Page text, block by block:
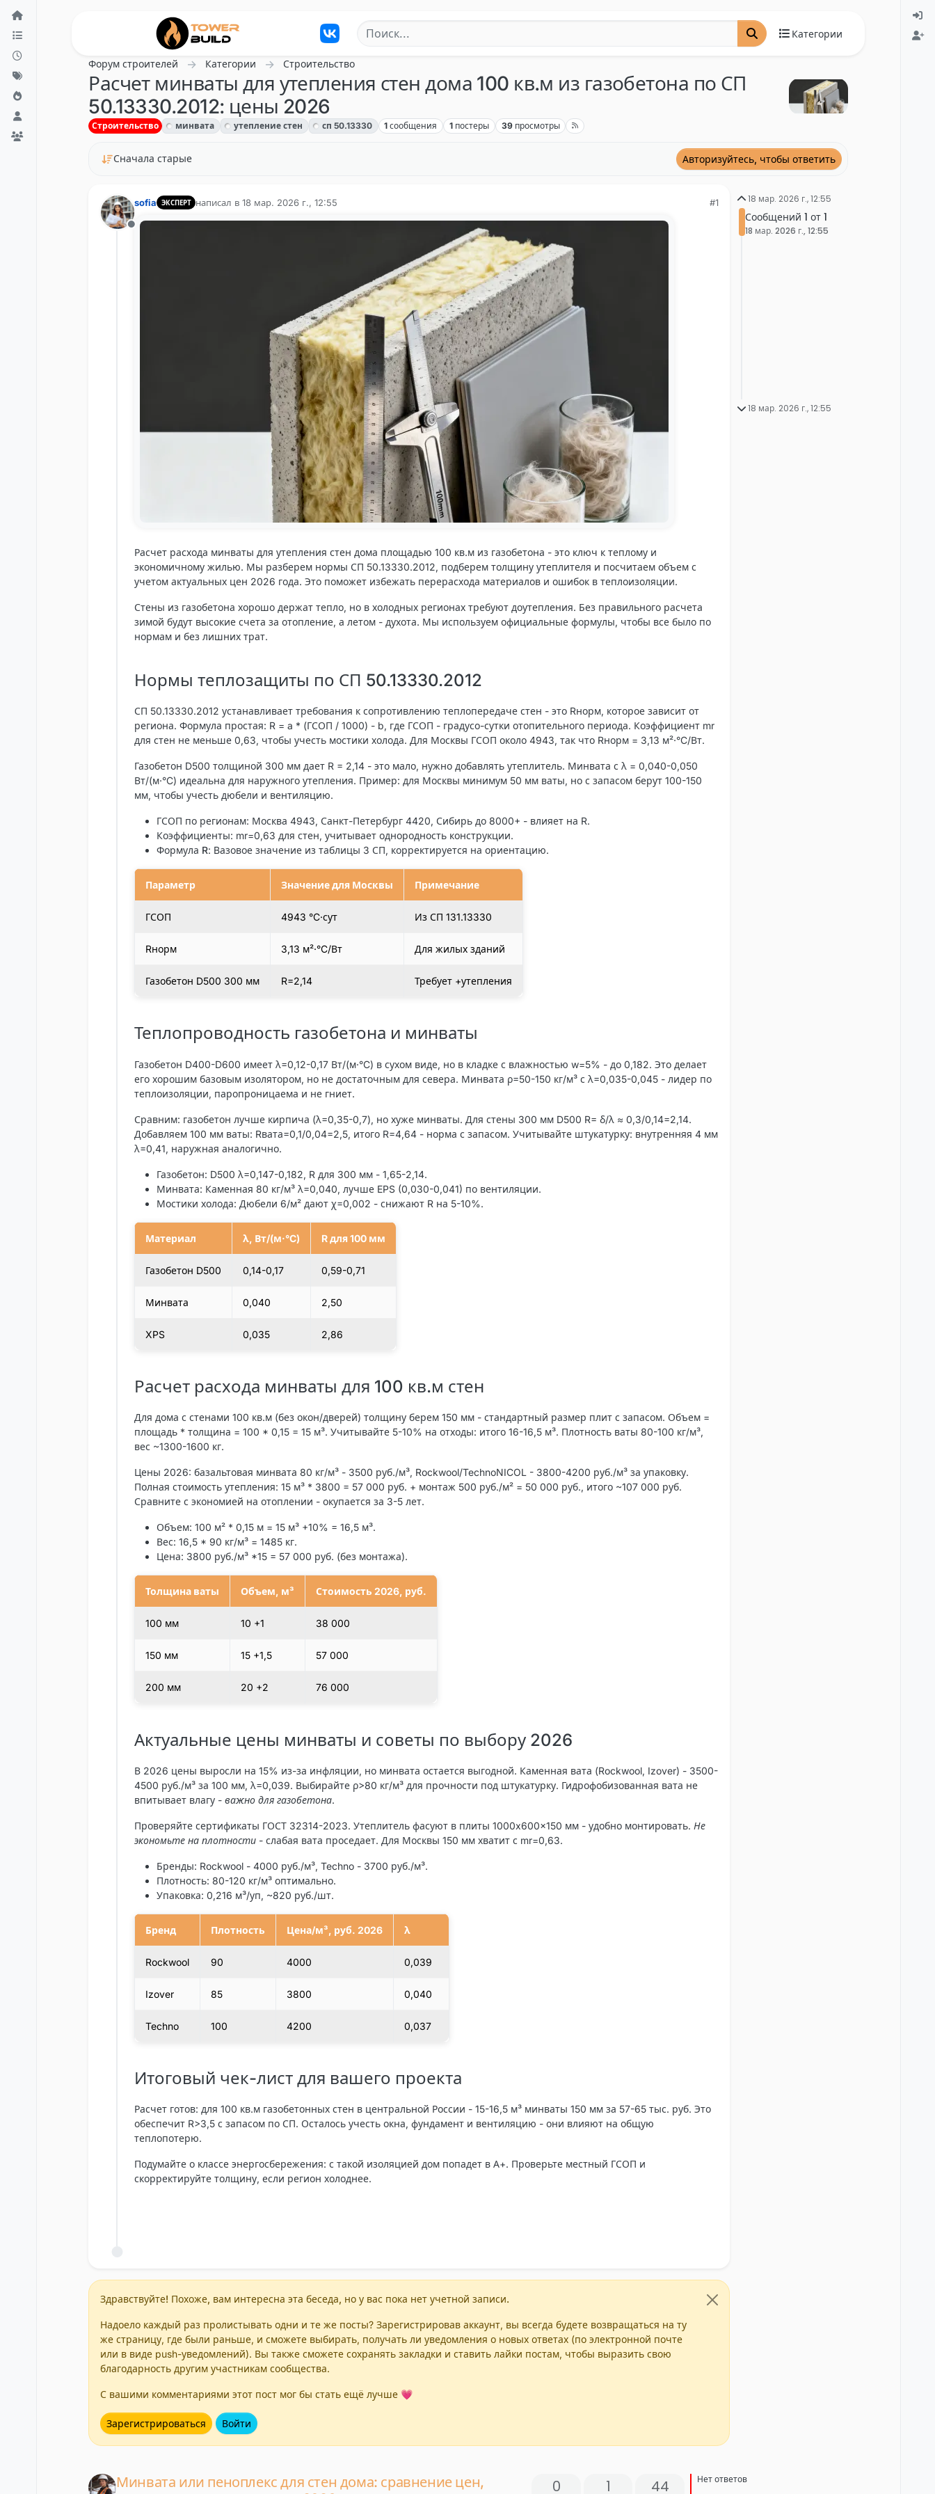
Перейти к содержанию
Категории
Форум строителей Категории Строительство
Расчет минваты для утепления стен дома 100 кв.м из газобетона по СП
50.13330.2012: цены 2026
Строительство минвата утепление стен сп 50.13330 1 сообщения 1 постеры 39 просмотры
Сначала старые Авторизуйтесь, чтобы ответить
Не в сети
sofia ЭКСПЕРТ написал в 18 мар. 2026 г., 12:55
отредактировано
#1
Расчет расхода минваты для утепления стен дома площадью 100 кв.м из газобетона - это ключ к теплому и
экономичному жилью. Мы разберем нормы СП 50.13330.2012, подберем толщину утеплителя и посчитаем объем с
учетом актуальных цен 2026 года. Это поможет избежать перерасхода материалов и ошибок в теплоизоляции.
Стены из газобетона хорошо держат тепло, но в холодных регионах требуют доутепления. Без правильного расчета
зимой будут высокие счета за отопление, а летом - духота. Мы используем официальные формулы, чтобы все было по
нормам и без лишних трат.
Нормы теплозащиты по СП 50.13330.2012
СП 50.13330.2012 устанавливает требования к сопротивлению теплопередаче стен - это Rнорм, которое зависит от
региона. Формула простая: R = a * (ГСОП / 1000) - b, где ГСОП - градусо-сутки отопительного периода. Коэффициент mr
для стен не меньше 0,63, чтобы учесть мостики холода. Для Москвы ГСОП около 4943, так что Rнорм = 3,13 м²·°C/Вт.
Газобетон D500 толщиной 300 мм дает R = 2,14 - это мало, нужно добавлять утеплитель. Минвата с λ = 0,040-0,050
Вт/(м·°C) идеальна для наружного утепления. Пример: для Москвы минимум 50 мм ваты, но с запасом берут 100-150
мм, чтобы учесть дюбели и вентиляцию.
ГСОП по регионам: Москва 4943, Санкт-Петербург 4420, Сибирь до 8000+ - влияет на R.
Коэффициенты: mr=0,63 для стен, учитывает однородность конструкции.
Формула R: Bазовое значение из таблицы 3 СП, корректируется на ориентацию.
Параметр Значение для Москвы Примечание
ГСОП 4943 °C·сут Из СП 131.13330
Rнорм 3,13 м²·°C/Вт Для жилых зданий
Газобетон D500 300 мм R=2,14 Требует +утепления
Теплопроводность газобетона и минваты
Газобетон D400-D600 имеет λ=0,12-0,17 Вт/(м·°C) в сухом виде, но в кладке с влажностью w=5% - до 0,182. Это делает
его хорошим базовым изолятором, но не достаточным для севера. Минвата ρ=50-150 кг/м³ с λ=0,035-0,045 - лидер по
теплоизоляции, паропроницаема и не гниет.
Сравним: газобетон лучше кирпича (λ=0,35-0,7), но хуже минваты. Для стены 300 мм D500 R= δ/λ ≈ 0,3/0,14=2,14.
Добавляем 100 мм ваты: Rвата=0,1/0,04=2,5, итого R=4,64 - норма с запасом. Учитывайте штукатурку: внутренняя 4 мм
λ=0,41, наружная аналогично.
Газобетон: D500 λ=0,147-0,182, R для 300 мм - 1,65-2,14.
Минвата: Каменная 80 кг/м³ λ=0,040, лучше EPS (0,030-0,041) по вентиляции.
Мостики холода: Дюбели 6/м² дают χ=0,002 - снижают R на 5-10%.
Материал λ, Вт/(м·°C) R для 100 мм
Газобетон D500 0,14-0,17 0,59-0,71
Минвата 0,040 2,50
XPS 0,035 2,86
Расчет расхода минваты для 100 кв.м стен
Для дома с стенами 100 кв.м (без окон/дверей) толщину берем 150 мм - стандартный размер плит с запасом. Объем =
площадь * толщина = 100 * 0,15 = 15 м³. Учитывайте 5-10% на отходы: итого 16-16,5 м³. Плотность ваты 80-100 кг/м³,
вес ~1300-1600 кг.
Цены 2026: базальтовая минвата 80 кг/м³ - 3500 руб./м³, Rockwool/TechnoNICOL - 3800-4200 руб./м³ за упаковку.
Полная стоимость утепления: 15 м³ * 3800 = 57 000 руб. + монтаж 500 руб./м² = 50 000 руб., итого ~107 000 руб.
Сравните с экономией на отоплении - окупается за 3-5 лет.
Объем: 100 м² * 0,15 м = 15 м³ +10% = 16,5 м³.
Вес: 16,5 * 90 кг/м³ = 1485 кг.
Цена: 3800 руб./м³ *15 = 57 000 руб. (без монтажа).
Толщина ваты Объем, м³ Стоимость 2026, руб.
100 мм 10 +1 38 000
150 мм 15 +1,5 57 000
200 мм 20 +2 76 000
Актуальные цены минваты и советы по выбору 2026
В 2026 цены выросли на 15% из-за инфляции, но минвата остается выгодной. Каменная вата (Rockwool, Izover) - 3500-
4500 руб./м³ за 100 мм, λ=0,039. Выбирайте ρ>80 кг/м³ для прочности под штукатурку. Гидрофобизованная вата не
впитывает влагу -важно для газобетона.
Проверяйте сертификаты ГОСТ 32314-2023. Утеплитель фасуют в плиты 1000x600x150 мм - удобно монтировать. Не
экономьте на плотности - слабая вата проседает. Для Москвы 150 мм хватит с mr=0,63.
Бренды: Rockwool - 4000 руб./м³, Techno - 3700 руб./м³.
Плотность: 80-120 кг/м³ оптимально.
Упаковка: 0,216 м³/уп, ~820 руб./шт.
Бренд Плотность Цена/м³, руб. 2026 λ
Rockwool 90 4000 0,039
Izover 85 3800 0,040
Techno 100 4200 0,037
Итоговый чек-лист для вашего проекта
Расчет готов: для 100 кв.м газобетонных стен в центральной России - 15-16,5 м³ минваты 150 мм за 57-65 тыс. руб. Это
обеспечит R>3,5 с запасом по СП. Осталось учесть окна, фундамент и вентиляцию - они влияют на общую
теплопотерю.
Подумайте о классе энергосбережения: с такой изоляцией дом попадет в А+. Проверьте местный ГСОП и
скорректируйте толщину, если регион холоднее.
Здравствуйте! Похоже, вам интересна эта беседа, но у вас пока нет учетной записи.
Надоело каждый раз пролистывать одни и те же посты? Зарегистрировав аккаунт, вы всегда будете возвращаться на ту
же страницу, где были раньше, и сможете выбирать, получать ли уведомления о новых ответах (по электронной почте
или в виде push-уведомлений). Вы также сможете сохранять закладки и ставить лайки постам, чтобы выразить свою
благодарность другим участникам сообщества.
С вашими комментариями этот пост мог бы стать ещё лучше 💗
Зарегистрироваться Войти
18 мар. 2026 г., 12:55
Сообщений 1 от 1
18 мар. 2026 г., 12:55
18 мар. 2026 г., 12:55
Минвата или пеноплекс для стен дома: сравнение цен,
0 1 44 Нет ответов